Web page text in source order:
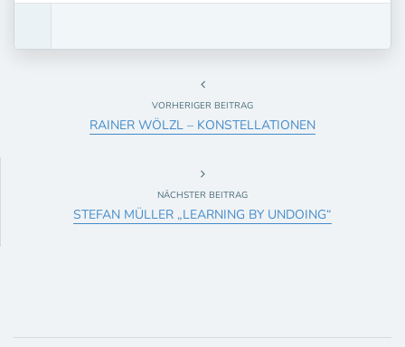
VORHERIGER BEITRAG
RAINER WÖLZL – KONSTELLATIONEN
NÄCHSTER BEITRAG
STEFAN MÜLLER „LEARNING BY UNDOING“